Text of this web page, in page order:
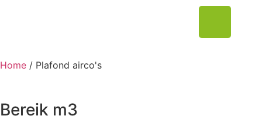
Home / Plafond airco's
Bereik m3